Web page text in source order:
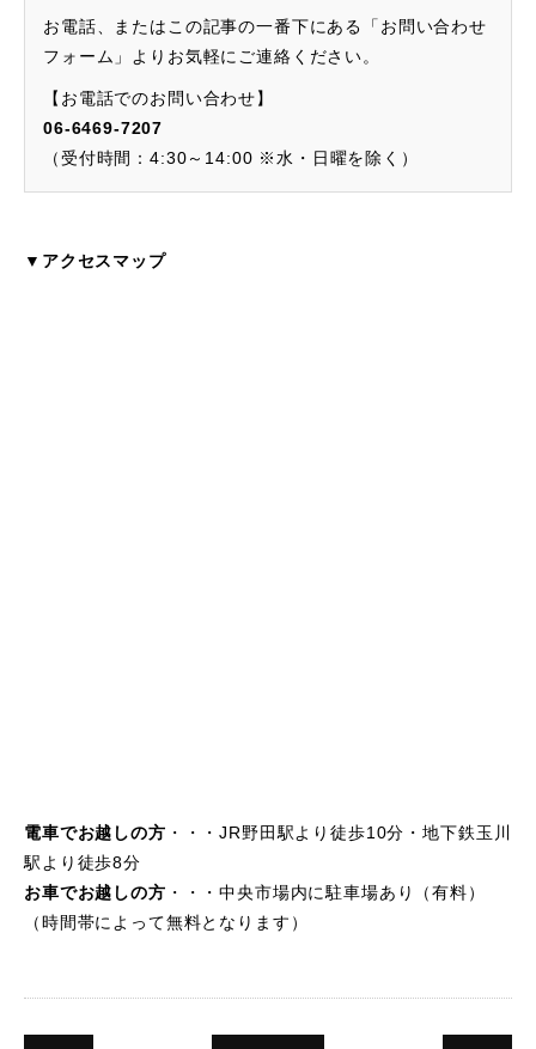
お電話、またはこの記事の一番下にある「お問い合わせ
フォーム」よりお気軽にご連絡ください。
【お電話でのお問い合わせ】
06-6469-7207
（受付時間：4:30～14:00 ※水・日曜を除く）
▼アクセスマップ
電車でお越しの方 ・・・JR野田駅より徒歩10分・地下鉄玉川
駅より徒歩8分
お車でお越しの方 ・・・中央市場内に駐車場あり（有料）
（時間帯によって無料となります）